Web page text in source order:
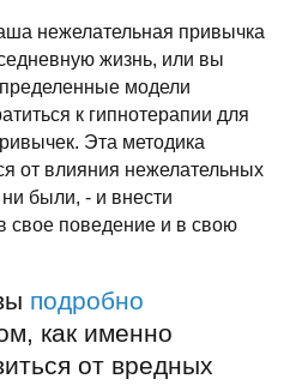
нежелательная привычка
жизнь, или вы
модели
к гипнотерапии для
Эта методика
от влияния нежелательных
были, - и внести
свое поведение и в свою
подробно
как именно
от вредных